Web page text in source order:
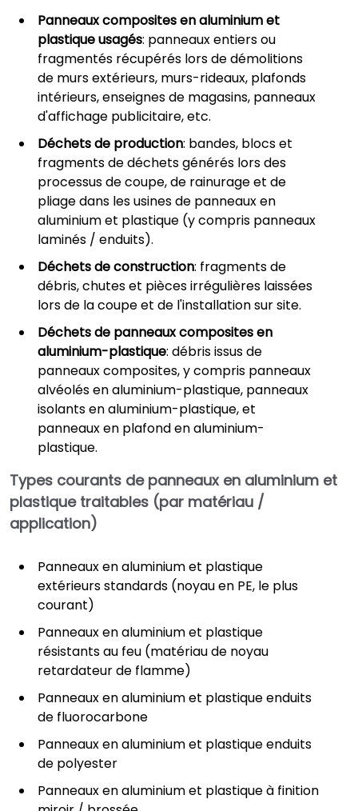
Panneaux composites en aluminium et
plastique usagés: panneaux entiers ou
fragmentés récupérés lors de démolitions
de murs extérieurs, murs-rideaux, plafonds
intérieurs, enseignes de magasins, panneaux
d'affichage publicitaire, etc.
Déchets de production: bandes, blocs et
fragments de déchets générés lors des
processus de coupe, de rainurage et de
pliage dans les usines de panneaux en
aluminium et plastique (y compris panneaux
laminés / enduits).
Déchets de construction: fragments de
débris, chutes et pièces irrégulières laissées
lors de la coupe et de l'installation sur site.
Déchets de panneaux composites en
aluminium-plastique: débris issus de
panneaux composites, y compris panneaux
alvéolés en aluminium-plastique, panneaux
isolants en aluminium-plastique, et
panneaux en plafond en aluminium-
plastique.
Types courants de panneaux en aluminium et
plastique traitables (par matériau /
application)
Panneaux en aluminium et plastique
extérieurs standards (noyau en PE, le plus
courant)
Panneaux en aluminium et plastique
résistants au feu (matériau de noyau
retardateur de flamme)
Panneaux en aluminium et plastique enduits
de fluorocarbone
Panneaux en aluminium et plastique enduits
de polyester
Panneaux en aluminium et plastique à finition